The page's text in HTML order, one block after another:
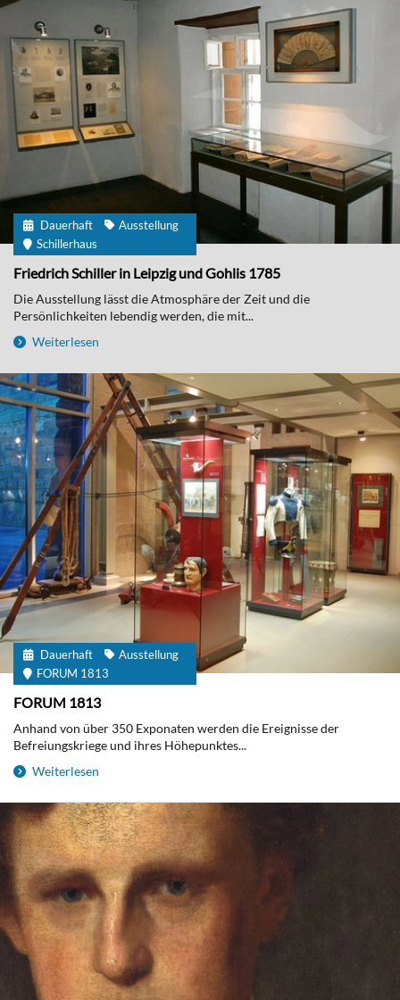
Dauerhaft
Ausstellung
Schillerhaus
Friedrich Schiller in Leipzig und Gohlis 1785
Die Ausstellung lässt die Atmosphäre der Zeit und die
Persönlichkeiten lebendig werden, die mit...
Weiterlesen
Dauerhaft
Ausstellung
FORUM 1813
FORUM 1813
Anhand von über 350 Exponaten werden die Ereignisse der
Befreiungskriege und ihres Höhepunktes...
Weiterlesen